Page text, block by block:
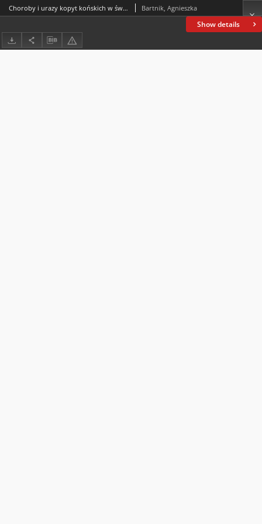
Show details
Choroby i urazy kopyt końskich w świetle Digestorum artis mulomedicinae libri Wegecjusza Renatusa Bartnik, Agnieszka